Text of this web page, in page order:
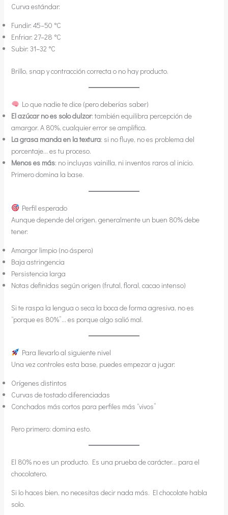
Curva estándar:
Fundir: 45–50 °C
Enfriar: 27–28 °C
Subir: 31–32 °C
Brillo, snap y contracción correcta o no hay producto.
Lo que nadie te dice (pero deberías saber)
El azúcar no es solo dulzor: también equilibra percepción de
amargor. A 80%, cualquier error se amplifica.
La grasa manda en la textura: si no fluye, no es problema del
porcentaje… es tu proceso.
Menos es más: no incluyas vainilla, ni inventos raros al inicio.
Primero domina la base.
Perfil esperado
Aunque depende del origen, generalmente un buen 80% debe
tener:
Amargor limpio (no áspero)
Baja astringencia
Persistencia larga
Notas definidas según origen (frutal, floral, cacao intenso)
Si te raspa la lengua o seca la boca de forma agresiva, no es
“porque es 80%”… es porque algo salió mal.
Para llevarlo al siguiente nivel
Una vez controles esta base, puedes empezar a jugar:
Orígenes distintos
Curvas de tostado diferenciadas
Conchados más cortos para perfiles más “vivos”
Pero primero: domina esto.
El 80% no es un producto. Es una prueba de carácter… para el
chocolatero.
Si lo haces bien, no necesitas decir nada más. El chocolate habla
solo.